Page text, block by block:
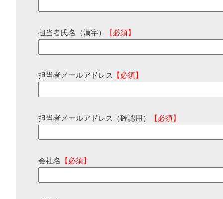
担当者氏名（漢字） 【必須】
担当者メールアドレス 【必須】
担当者メールアドレス（確認用） 【必須】
会社名 【必須】